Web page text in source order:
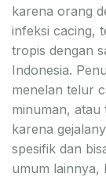
karena orang
infeksi cacing,
tropis dengan
Indonesia.
menelan telur
minuman, atau
karena
spesifik dan
umum lainnya,